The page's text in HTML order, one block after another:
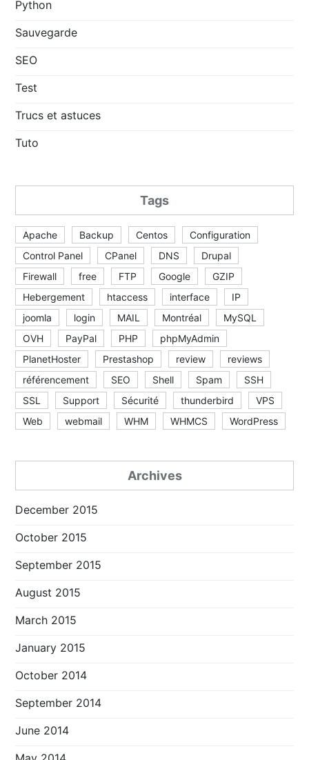
Python
Sauvegarde
SEO
Test
Trucs et astuces
Tuto
Tags
Apache Backup Centos
Configuration
Control Panel
CPanel DNS
Drupal
Firewall
free FTP Google
GZIP
Hebergement
htaccess interface
IP
joomla
login MAIL Montréal
MySQL
OVH
PayPal PHP
phpMyAdmin
PlanetHoster
Prestashop review
reviews
référencement
SEO Shell Spam
SSH
SSL
Support Sécurité thunderbird
VPS
Web
webmail WHM WHMCS WordPress
Archives
December 2015
October 2015
September 2015
August 2015
March 2015
January 2015
October 2014
September 2014
June 2014